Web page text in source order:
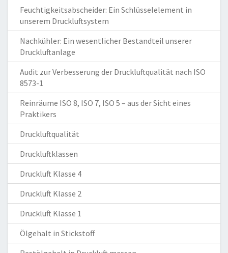
Feuchtigkeitsabscheider: Ein Schlüsselelement in
unserem Druckluftsystem
Nachkühler: Ein wesentlicher Bestandteil unserer
Druckluftanlage
Audit zur Verbesserung der Druckluftqualität nach ISO
8573-1
Reinräume ISO 8, ISO 7, ISO 5 – aus der Sicht eines
Praktikers
Druckluftqualität
Druckluftklassen
Druckluft Klasse 4
Druckluft Klasse 2
Druckluft Klasse 1
Ölgehalt in Stickstoff